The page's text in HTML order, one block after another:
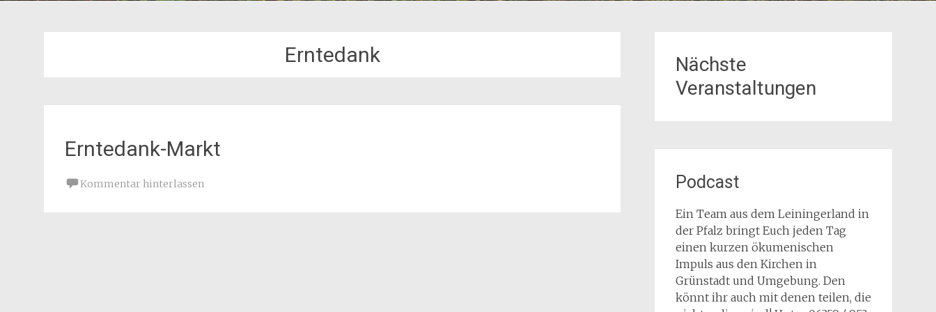
Erntedank
Erntedank-Markt
Kommentar hinterlassen
Nächste
Veranstaltungen
Podcast
Ein Team aus dem Leiningerland in
der Pfalz bringt Euch jeden Tag
einen kurzen ökumenischen
Impuls aus den Kirchen in
Grünstadt und Umgebung. Den
könnt ihr auch mit denen teilen, die